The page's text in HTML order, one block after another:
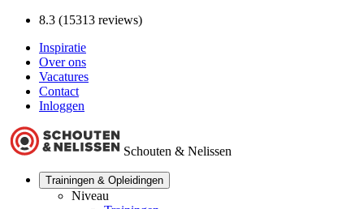
8.3 (15313 reviews)
Inspiratie
Over ons
Vacatures
Contact
Inloggen
Schouten & Nelissen
Trainingen & Opleidingen
Niveau